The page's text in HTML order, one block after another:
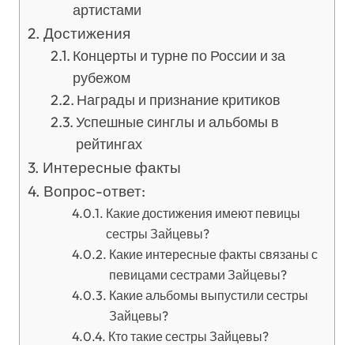
артистами
Достижения
Концерты и турне по России и за
рубежом
Награды и признание критиков
Успешные синглы и альбомы в
рейтингах
Интересные факты
Вопрос-ответ:
Какие достижения имеют певицы
сестры Зайцевы?
Какие интересные факты связаны с
певицами сестрами Зайцевы?
Какие альбомы выпустили сестры
Зайцевы?
Кто такие сестры Зайцевы?